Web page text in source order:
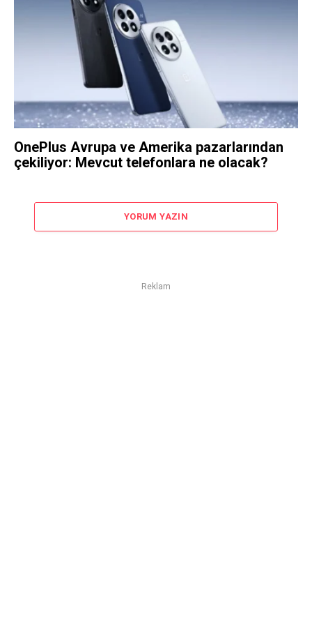
OnePlus Avrupa ve Amerika pazarlarından
çekiliyor: Mevcut telefonlara ne olacak?
YORUM YAZIN
Reklam